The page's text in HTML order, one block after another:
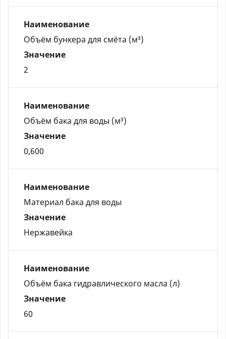
Наименование
Объём бункера для смёта (м³)
Значение
2
Наименование
Объём бака для воды (м³)
Значение
0,600
Наименование
Материал бака для воды
Значение
Нержавейка
Наименование
Объём бака гидравлического масла (л)
Значение
60